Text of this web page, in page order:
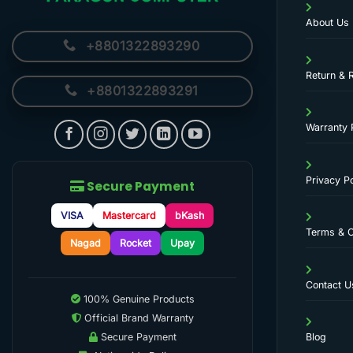
+8801322893290
+8801322893291
Secure Payment
VISA Mastercard bKash
Nagad Rocket Upay
100% Genuine Products
Official Brand Warranty
Secure Payment
About Us
Return &
Warranty
Privacy
Terms &
Contact
Blog